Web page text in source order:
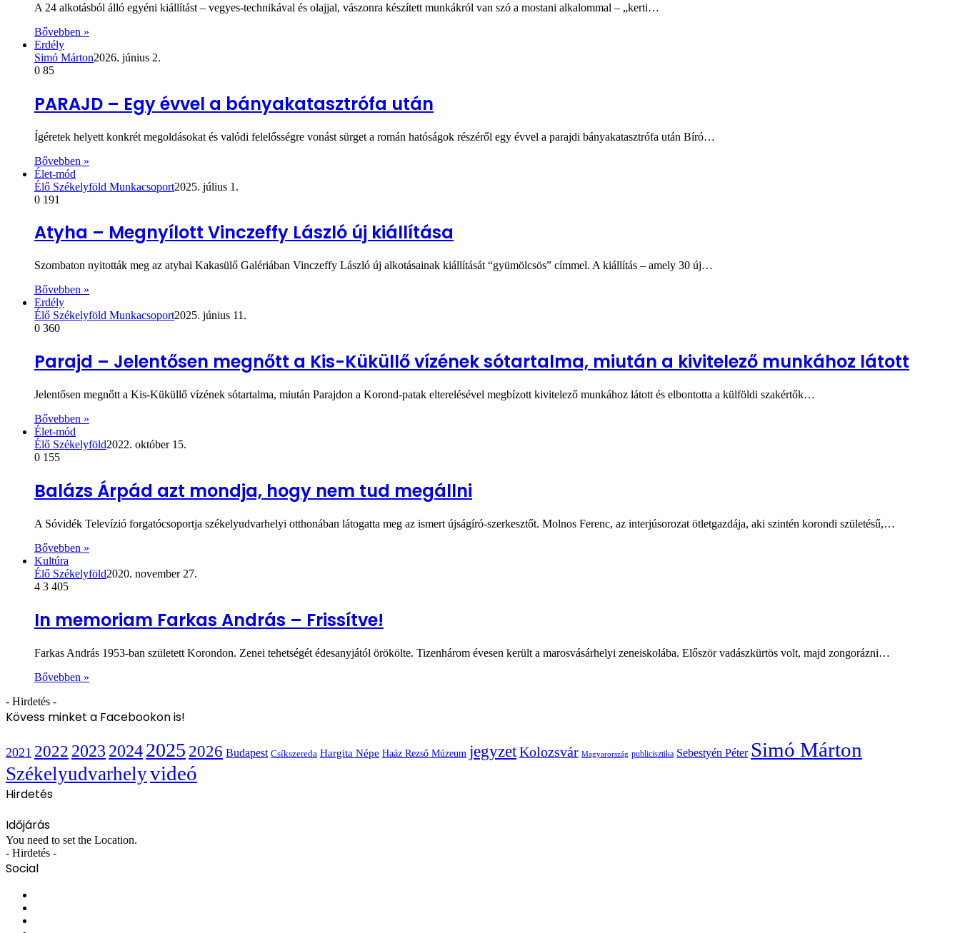
A 24 alkotásból álló egyéni kiállítást – vegyes-technikával és olajjal, vászonra készített munkákról van szó a mostani alkalommal – „kerti…
Bővebben »
Erdély
Simó Márton2026. június 2.
0 85
PARAJD – Egy évvel a bányakatasztrófa után
Ígéretek helyett konkrét megoldásokat és valódi felelősségre vonást sürget a román hatóságok részéről egy évvel a parajdi bányakatasztrófa után Bíró…
Bővebben »
Élet-mód
Élő Székelyföld Munkacsoport2025. július 1.
0 191
Atyha – Megnyílott Vinczeffy László új kiállítása
Szombaton nyitották meg az atyhai Kakasülő Galériában Vinczeffy László új alkotásainak kiállítását “gyümölcsös” címmel. A kiállítás – amely 30 új…
Bővebben »
Erdély
Élő Székelyföld Munkacsoport2025. június 11.
0 360
Parajd – Jelentősen megnőtt a Kis-Küküllő vízének sótartalma, miután a kivitelező munkához látott
Jelentősen megnőtt a Kis-Küküllő vízének sótartalma, miután Parajdon a Korond-patak elterelésével megbízott kivitelező munkához látott és elbontotta a külföldi szakértők…
Bővebben »
Élet-mód
Élő Székelyföld2022. október 15.
0 155
Balázs Árpád azt mondja, hogy nem tud megállni
A Sóvidék Televízió forgatócsoportja székelyudvarhelyi otthonában látogatta meg az ismert újságíró-szerkesztőt. Molnos Ferenc, az interjúsorozat ötletgazdája, aki szintén korondi születésű,…
Bővebben »
Kultúra
Élő Székelyföld2020. november 27.
4 3 405
In memoriam Farkas András – Frissítve!
Farkas András 1953-ban született Korondon. Zenei tehetségét édesanyjától örökölte. Tizenhárom évesen került a marosvásárhelyi zeneiskolába. Először vadászkürtös volt, majd zongorázni…
Bővebben »
- Hirdetés -
Kövess minket a Facebookon is!
2021 2022 2023 20242025 2026 Budapest Csíkszereda Hargita Népe Haáz Rezső Múzeum jegyzetKolozsvár Magyarország publicisztika Sebestyén Péter Simó Márton
Székelyudvarhelyvideó
Hirdetés
Időjárás
You need to set the Location.
- Hirdetés -
Social